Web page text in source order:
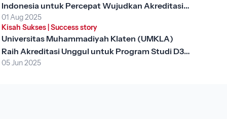
Indonesia untuk Percepat Wujudkan Akreditasi
Unggul
01 Aug 2025
Kisah Sukses| Success story
Universitas Muhammadiyah Klaten (UMKLA)
Raih Akreditasi Unggul untuk Program Studi D3
Keperawatan dengan SEVIMA Platform
05 Jun 2025